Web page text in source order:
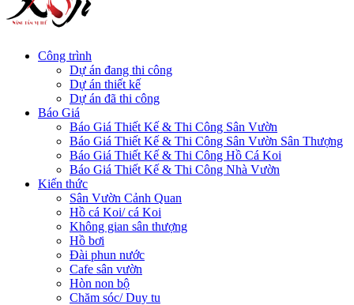
Công trình
Dự án đang thi công
Dự án thiết kế
Dự án đã thi công
Báo Giá
Báo Giá Thiết Kế & Thi Công Sân Vườn
Báo Giá Thiết Kế & Thi Công Sân Vườn Sân Thượng
Báo Giá Thiết Kế & Thi Công Hồ Cá Koi
Báo Giá Thiết Kế & Thi Công Nhà Vườn
Kiến thức
Sân Vườn Cảnh Quan
Hồ cá Koi/ cá Koi
Không gian sân thượng
Hồ bơi
Đài phun nước
Cafe sân vườn
Hòn non bộ
Chăm sóc/ Duy tu